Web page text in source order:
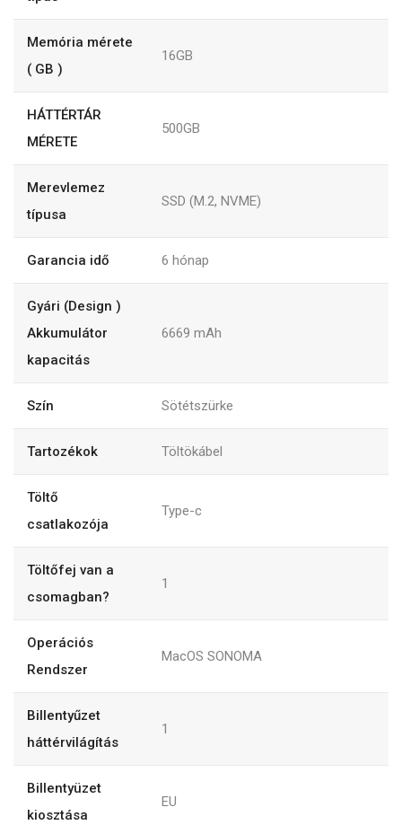
Memória mérete
( GB )
16GB
HÁTTÉRTÁR
MÉRETE
500GB
Merevlemez
típusa
SSD (M.2, NVME)
Garancia idő 6 hónap
Gyári (Design )
Akkumulátor
kapacitás
6669 mAh
Szín Sötétszürke
Tartozékok Töltökábel
Töltő
csatlakozója
Type-c
Töltőfej van a
csomagban?
1
Operációs
Rendszer
MacOS SONOMA
Billentyűzet
háttérvilágítás
1
Billentyüzet
kiosztása
EU